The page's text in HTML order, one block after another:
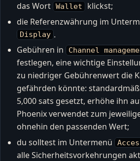
das Wort Wallet
klickst;
die Referenzwährung im
Display .
Gebühren in Channel
festlegen, eine wichtige
zu niedriger Gebührenwert die
gefährden könnte:
5,000 sats gesetzt, erhöhe ihn
Phoenix verwendet zum
ohnehin den passenden Wert;
du solltest im Untermenü
alle Sicherheitsvorkehrungen